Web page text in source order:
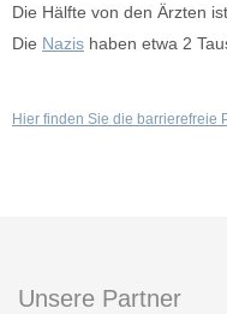
Die Hälfte von den Ärzten
Die Nazis haben etwa 2
Hier finden Sie die barrierefreie
Unsere Partner